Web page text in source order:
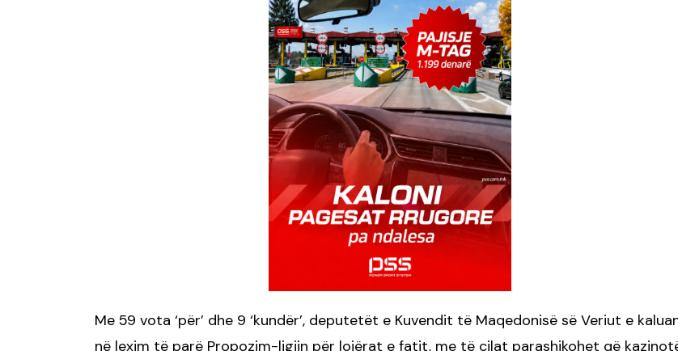
Me 59 vota ‘për’ dhe 9 ‘kundër’, deputetët e Kuvendit të Maqedonisë së Veriut e
në lexim të parë Propozim-ligjin për lojërat e fatit, me të cilat parashikohet që